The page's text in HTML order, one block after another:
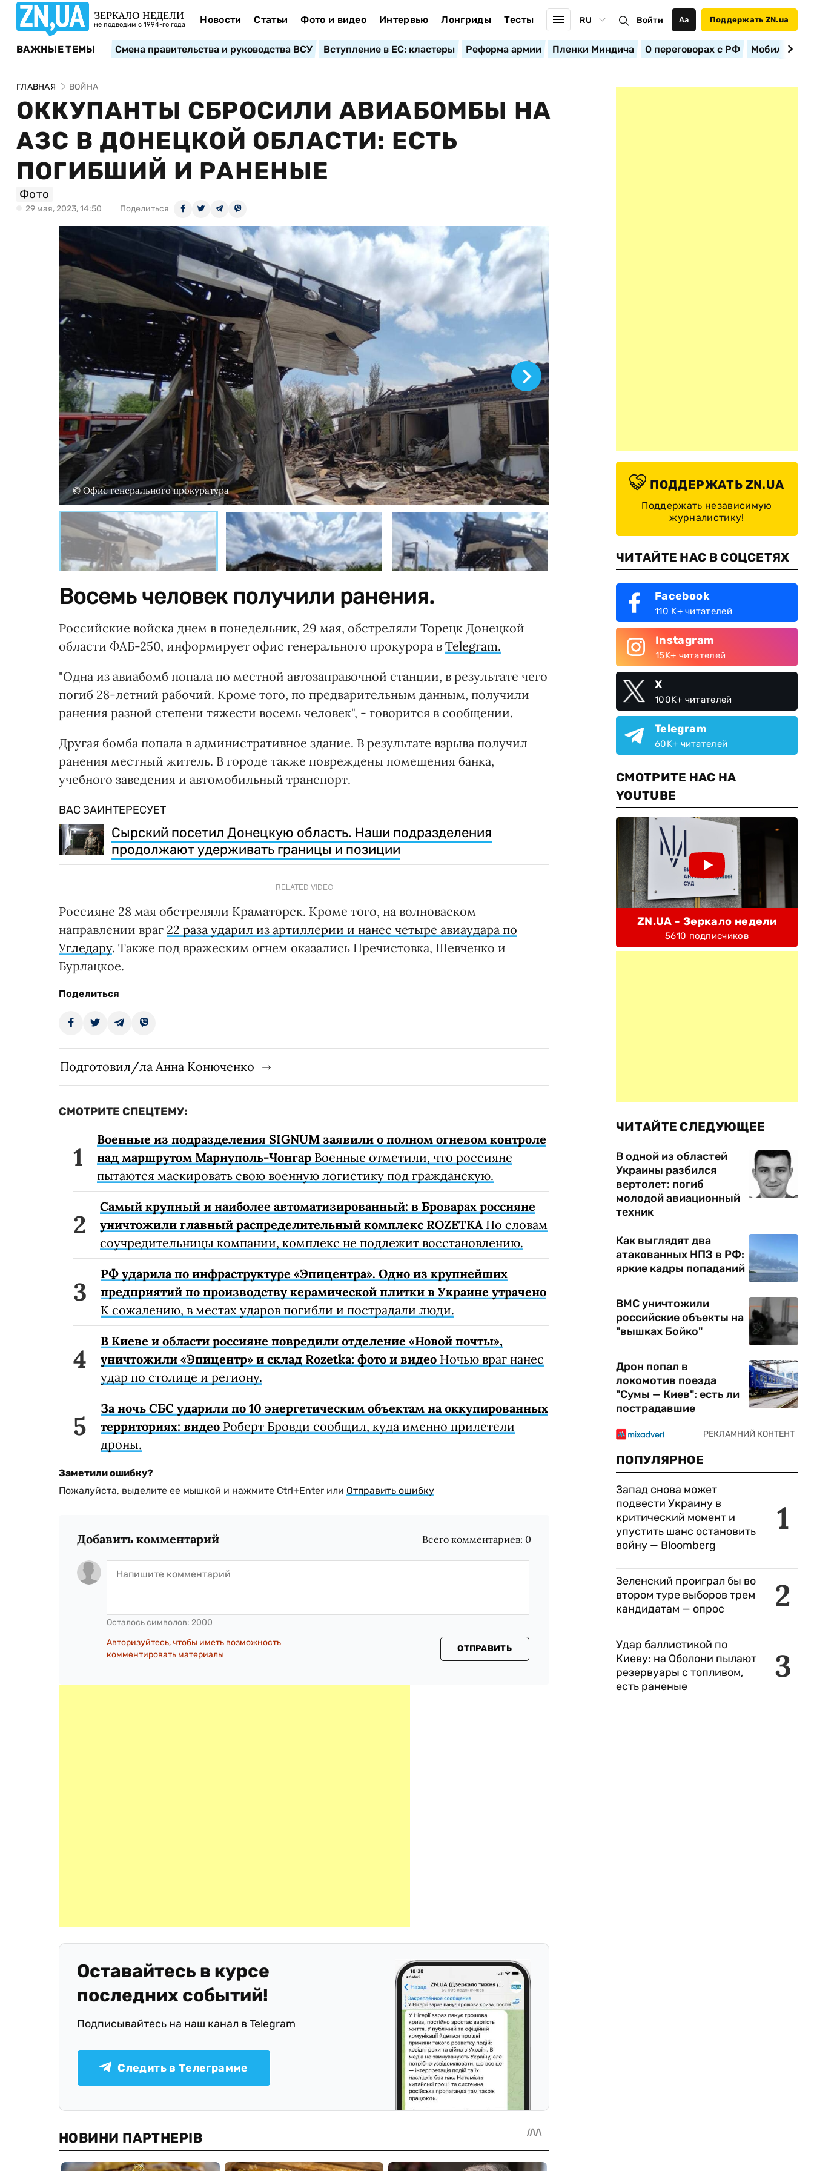
ЗЕРКАЛО НЕДЕЛИ
не подводим с 1994-го года Новости Статьи Фото и видео Интервью Лонгриды Тесты RU Войти Аа Поддержать ZN.ua
ВАЖНЫЕ ТЕМЫ Смена правительства и руководства ВСУ Вступление в ЕС: кластеры Реформа армии Пленки Миндича О переговорах с РФ
ГЛАВНАЯ ВОЙНА
ОККУПАНТЫ СБРОСИЛИ АВИАБОМБЫ НА
АЗС В ДОНЕЦКОЙ ОБЛАСТИ: ЕСТЬ
ПОГИБШИЙ И РАНЕНЫЕ
Фото
29 мая, 2023, 14:50 Поделиться
© Офис генерального прокуратура © Офис генерального прокуратура
Восемь человек получили ранения.
Российские войска днем в понедельник, 29 мая, обстреляли Торецк Донецкой
области ФАБ-250, информирует офис генерального прокурора в Telegram.
"Одна из авиабомб попала по местной автозаправочной станции, в результате чего
погиб 28-летний рабочий. Кроме того, по предварительным данным, получили
ранения разной степени тяжести восемь человек", - говорится в сообщении.
Другая бомба попала в административное здание. В результате взрыва получил
ранения местный житель. В городе также повреждены помещения банка,
учебного заведения и автомобильный транспорт.
ВАС ЗАИНТЕРЕСУЕТ
Сырский посетил Донецкую область. Наши подразделения
продолжают удерживать границы и позиции
RELATED VIDEO
Россияне 28 мая обстреляли Краматорск. Кроме того, на волноваском
направлении враг 22 раза ударил из артиллерии и нанес четыре авиаудара по
Угледару. Также под вражеским огнем оказались Пречистовка, Шевченко и
Бурлацкое.
Поделиться
Подготовил/ла Анна Конюченко
СМОТРИТЕ СПЕЦТЕМУ:
Военные из подразделения SIGNUM заявили о полном огневом контроле
над маршрутом Мариуполь-Чонгар Военные отметили, что россияне
пытаются маскировать свою военную логистику под гражданскую.
Самый крупный и наиболее автоматизированный: в Броварах россияне
уничтожили главный распределительный комплекс ROZETKAПо словам
соучредительницы компании, комплекс не подлежит восстановлению.
РФ ударила по инфраструктуре «Эпицентра». Одно из крупнейших
предприятий по производству керамической плитки в Украине утрачено
К сожалению, в местах ударов погибли и пострадали люди.
В Киеве и области россияне повредили отделение «Новой почты»,
уничтожили «Эпицентр» и склад Rozetka: фото и видео Ночью враг нанес
удар по столице и региону.
За ночь СБС ударили по 10 энергетическим объектам на оккупированных
территориях: видео Роберт Бровди сообщил, куда именно прилетели
дроны.
Заметили ошибку?
Пожалуйста, выделите ее мышкой и нажмите Ctrl+Enter или Отправить ошибку
Добавить комментарий Всего комментариев: 0
Осталось символов: 2000
Авторизуйтесь, чтобы иметь возможность
комментировать материалы
ОТПРАВИТЬ
Оставайтесь в курсе
последних событий!
Подписывайтесь на наш канал в Telegram
Следить в Телеграмме
ПОДДЕРЖАТЬ ZN.UA
Поддержать независимую
журналистику!
ЧИТАЙТЕ НАС В СОЦСЕТЯХ
Facebook
110 K+ читателей
Instagram
15K+ читателей
X
100K+ читателей
Telegram
60K+ читателей
СМОТРИТЕ НАС НА
YOUTUBE
ZN.UA - Зеркало недели
5610 подписчиков
ЧИТАЙТЕ СЛЕДУЮЩЕЕ
В одной из областей
Украины разбился
вертолет: погиб
молодой авиационный
техник
Как выглядят два
атакованных НПЗ в РФ:
яркие кадры попаданий
ВМС уничтожили
российские объекты на
"вышках Бойко"
Дрон попал в
локомотив поезда
"Сумы — Киев": есть ли
пострадавшие
ПОПУЛЯРНОЕ
1
Запад снова может
подвести Украину в
критический момент и
упустить шанс остановить
войну — Bloomberg
2
Зеленский проиграл бы во
втором туре выборов трем
кандидатам — опрос
3
Удар баллистикой по
Киеву: на Оболони пылают
резервуары с топливом,
есть раненые